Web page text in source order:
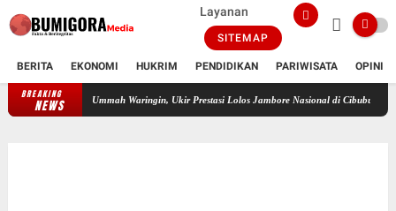
Layanan
SITEMAP
BERITA EKONOMI HUKRIM PENDIDIKAN PARIWISATA OPINI
BREAKING
NEWS Febry Yanthi Mustika Sari, Santriwati SMP Islam Daulatul Ummah